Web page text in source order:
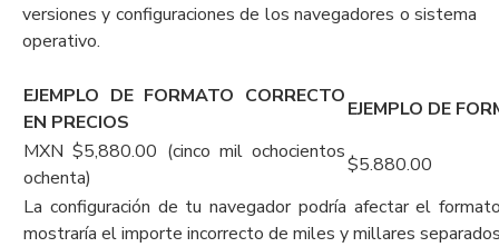
versiones y configuraciones de los navegadores o sistema
operativo.
EJEMPLO DE FORMATO CORRECTO
EN PRECIOS
EJEMPLO DE
MXN $5,880.00 (cinco mil ochocientos
ochenta)
$5.880.00
La configuración de tu navegador podría afectar el
mostraría el importe incorrecto de miles y millares